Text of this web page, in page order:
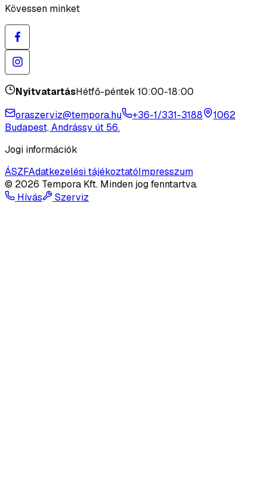
Kövessen minket
NyitvatartásHétfő-péntek 10:00-18:00
oraszerviz@tempora.hu
+36-1/331-3188
1062
Budapest, Andrássy út 56.
Jogi információk
ÁSZFAdatkezelési tájékoztatóImpresszum
© 2026 Tempora Kft. Minden jog fenntartva.
Hívás
Szerviz